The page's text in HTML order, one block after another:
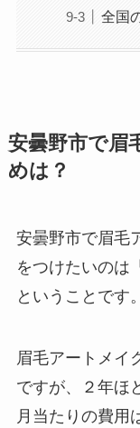
全国
安曇野市で眉
めは？
安曇野市で眉毛
をつけたいのは
ということです。
眉毛アートメイ
ですが、２年ほ
月当たりの費用